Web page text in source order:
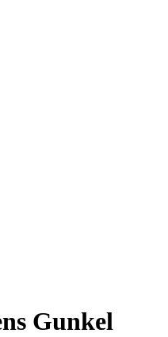
Gunkel